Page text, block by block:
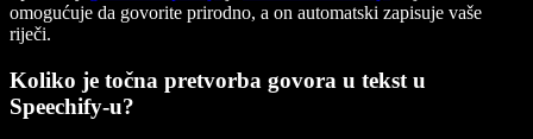
omogućuje da govorite prirodno, a on automatski zapisuje vaše
riječi.
Koliko je točna pretvorba govora u tekst u
Speechify-u?